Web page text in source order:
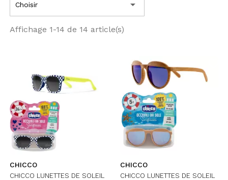
Choisir 
Affichage 1-14 de 14 article(s)
CHICCO
CHICCO LUNETTES DE SOLEIL
CHICCO
CHICCO LUNETTES DE SOLEIL